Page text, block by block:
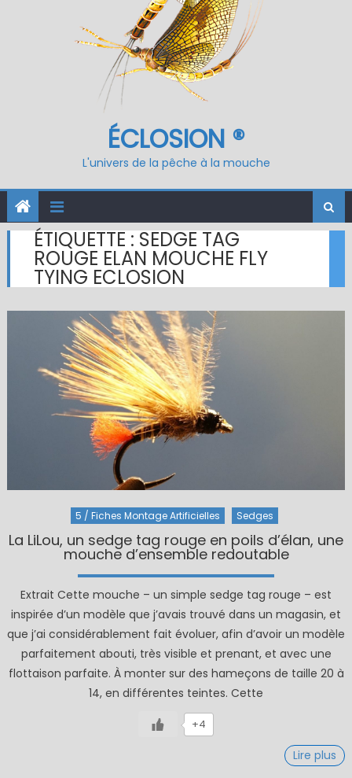
ÉCLOSION ®
L'univers de la pêche à la mouche
ÉTIQUETTE :SEDGE TAG
ROUGE ELAN MOUCHE FLY
TYING ECLOSION
5 / Fiches Montage Artificielles Sedges
La LiLou, un sedge tag rouge en poils d’élan, une
mouche d’ensemble redoutable
Extrait Cette mouche – un simple sedge tag rouge – est
inspirée d’un modèle que j’avais trouvé dans un magasin, et
que j’ai considérablement fait évoluer, afin d’avoir un modèle
parfaitement abouti, très visible et prenant, et avec une
flottaison parfaite. À monter sur des hameçons de taille 20 à
14, en différentes teintes. Cette
+4
Lire plus